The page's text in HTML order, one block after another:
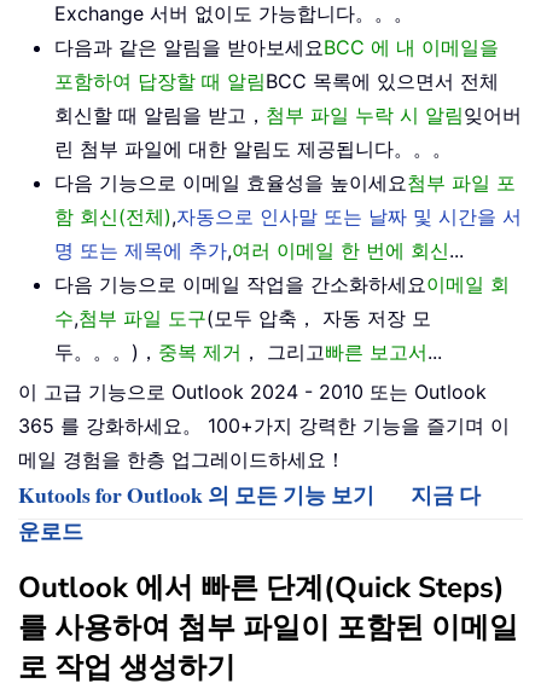
Exchange 서버 없이도 가능합니다。。。
다음과 같은 알림을 받아보세요BCC 에 내 이메일을
포함하여 답장할 때 알림BCC 목록에 있으면서 전체
회신할 때 알림을 받고， 첨부 파일 누락 시 알림잊어버
린 첨부 파일에 대한 알림도 제공됩니다。。。
다음 기능으로 이메일 효율성을 높이세요첨부 파일 포
함 회신(전체),자동으로 인사말 또는 날짜 및 시간을 서
명 또는 제목에 추가,여러 이메일 한 번에 회신...
다음 기능으로 이메일 작업을 간소화하세요이메일 회
수,첨부 파일 도구(모두 압축， 자동 저장 모
두。。。)， 중복 제거 ， 그리고빠른 보고서...
이 고급 기능으로 Outlook 2024 - 2010 또는 Outlook
365 를 강화하세요。 100+가지 강력한 기능을 즐기며 이
메일 경험을 한층 업그레이드하세요！
Kutools for Outlook 의 모든 기능 보기
지금 다
운로드
Outlook 에서 빠른 단계(Quick Steps)
를 사용하여 첨부 파일이 포함된 이메일
로 작업 생성하기